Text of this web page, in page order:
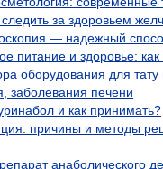
за здоровьем
— надежный
питание и здоровье:
оборудования для тату
заболевания печени
и как принимать?
причины и методы
анаболического